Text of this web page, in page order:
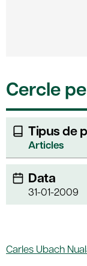
Cercle
Tipus de
Articles
Data
31-01-2009
Carles Ubach